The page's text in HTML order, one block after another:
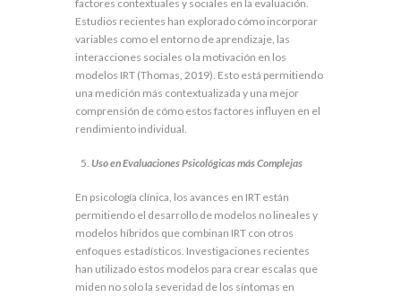
factores contextuales y sociales en la evaluación.
Estudios recientes han explorado cómo incorporar
variables como el entorno de aprendizaje, las
interacciones sociales o la motivación en los
modelos IRT (Thomas, 2019). Esto está permitiendo
una medición más contextualizada y una mejor
comprensión de cómo estos factores influyen en el
rendimiento individual.
Uso en Evaluaciones Psicológicas más Complejas
En psicología clínica, los avances en IRT están
permitiendo el desarrollo de modelos no lineales y
modelos híbridos que combinan IRT con otros
enfoques estadísticos. Investigaciones recientes
han utilizado estos modelos para crear escalas que
miden no solo la severidad de los síntomas en